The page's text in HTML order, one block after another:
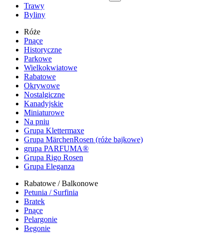
Trawy
Byliny
Róże
Pnące
Historyczne
Parkowe
Wielkokwiatowe
Rabatowe
Okrywowe
Nostalgiczne
Kanadyjskie
Miniaturowe
Na pniu
Grupa Klettermaxe
Grupa MärchenRosen (róże bajkowe)
grupa PARFUMA®
Grupa Rigo Rosen
Grupa Eleganza
Rabatowe / Balkonowe
Petunia / Surfinia
Bratek
Pnące
Pelargonie
Begonie